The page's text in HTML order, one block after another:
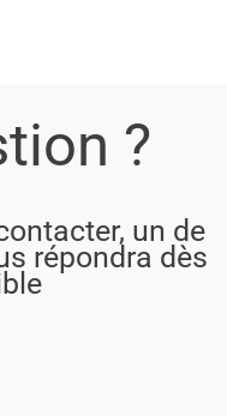
?
un de
répondra dès